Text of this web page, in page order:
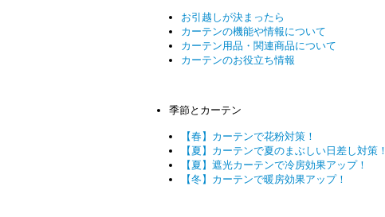
お引越しが決まったら
カーテンの機能や情報について
カーテン用品・関連商品について
カーテンのお役立ち情報
季節とカーテン
【春】カーテンで花粉対策！
【夏】カーテンで夏のまぶしい日差し対策！
【夏】遮光カーテンで冷房効果アップ！
【冬】カーテンで暖房効果アップ！